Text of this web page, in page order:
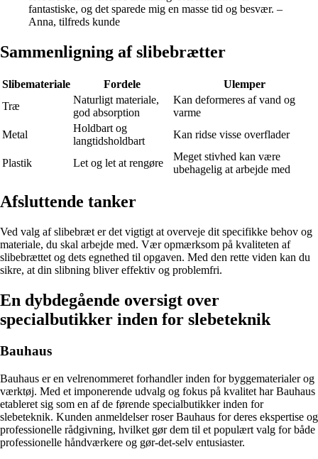
fantastiske, og det sparede mig en masse tid og besvær. –
Anna, tilfreds kunde
Sammenligning af slibebrætter
Slibemateriale Fordele
Ulemper
Træ
Naturligt materiale,
god absorption
Kan deformeres af vand og
varme
Metal
Holdbart og
langtidsholdbart
Kan ridse visse overflader
Plastik Let og let at rengøre
Meget stivhed kan være
ubehagelig at arbejde med
Afsluttende tanker
Ved valg af slibebræt er det vigtigt at overveje dit specifikke behov og
materiale, du skal arbejde med. Vær opmærksom på kvaliteten af
slibebrættet og dets egnethed til opgaven. Med den rette viden kan du
sikre, at din slibning bliver effektiv og problemfri.
En dybdegående oversigt over
specialbutikker inden for slebeteknik
Bauhaus
Bauhaus er en velrenommeret forhandler inden for byggematerialer og
værktøj. Med et imponerende udvalg og fokus på kvalitet har Bauhaus
etableret sig som en af de førende specialbutikker inden for
slebeteknik. Kunden anmeldelser roser Bauhaus for deres ekspertise og
professionelle rådgivning, hvilket gør dem til et populært valg for både
professionelle håndværkere og gør-det-selv entusiaster.